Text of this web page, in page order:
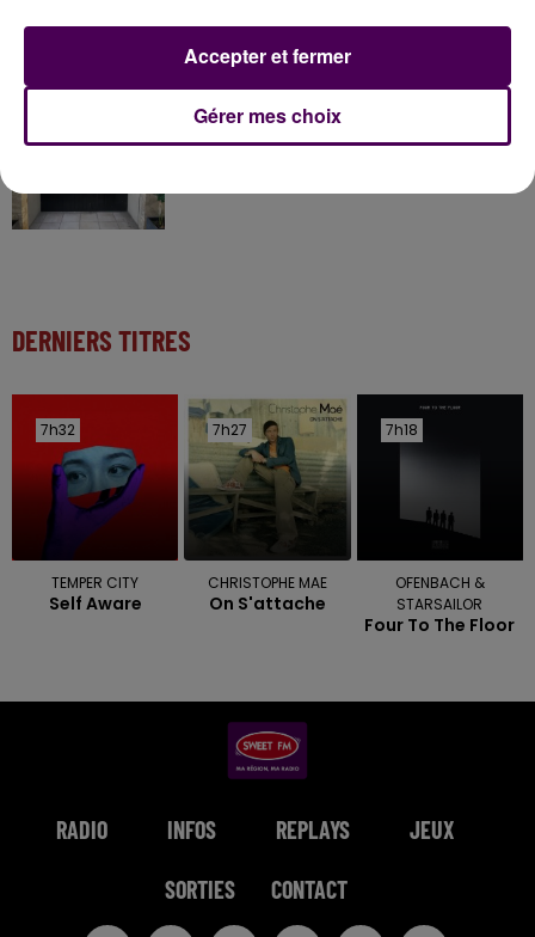
Inscrivez-vous au casting The Voice & The Voice
Kids !
6 août 2026
Deux rixes en trois semaines : le préfet ordonne
DERNIERS TITRES
7h32
7h32
TEMPER CITY
Self Aware
7h27
7h27
CHRISTOPHE MAE
On S'attache
7h18
7h18
OFENBACH &
STARSAILOR
Four To The Floor
RADIO INFOS REPLAYS JEUX
SORTIES CONTACT
Gérer mes choix
Accepter et fermer